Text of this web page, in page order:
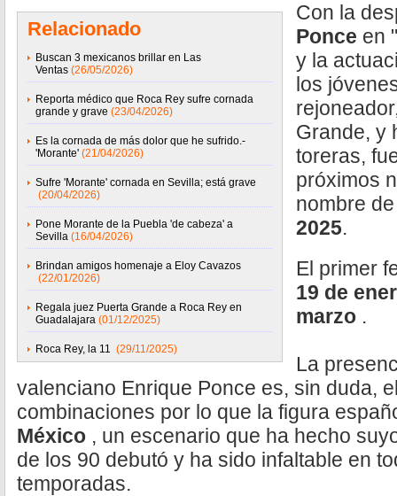
Relacionado
Buscan 3 mexicanos brillar en Las
Ventas (26/05/2026)
Reporta médico que Roca Rey sufre cornada
grande y grave (23/04/2026)
Es la cornada de más dolor que he sufrido.-
'Morante' (21/04/2026)
Sufre 'Morante' cornada en Sevilla; está grave
(20/04/2026)
Pone Morante de la Puebla 'de cabeza' a
Sevilla (16/04/2026)
Brindan amigos homenaje a Eloy Cavazos
(22/01/2026)
Regala juez Puerta Grande a Roca Rey en
Guadalajara (01/12/2025)
Roca Rey, la 11 (29/11/2025)
Con la
Ponce en
y la
los
Grande, y
toreras,
próximos
nombre
2025.
El primer
19 de
marzo .
La
valenciano Enrique Ponce es, sin duda,
combinaciones por lo que la figura
México , un escenario que ha hecho
de los 90 debutó y ha sido infaltable en
temporadas.